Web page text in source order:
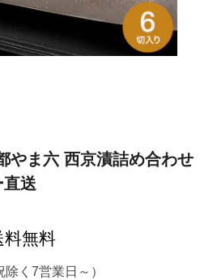
やま六 西京漬詰め合わせ
送
料無料
除く7営業日～）